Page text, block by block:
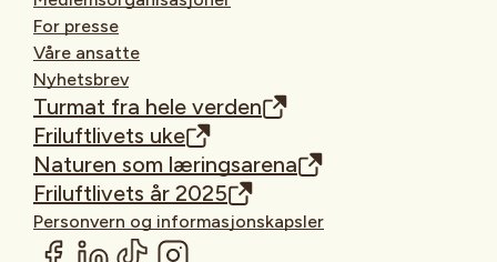
For presse
Våre ansatte
Nyhetsbrev
Turmat fra hele verden
Friluftlivets uke
Naturen som læringsarena
Friluftlivets år 2025
Personvern og informasjonskapsler